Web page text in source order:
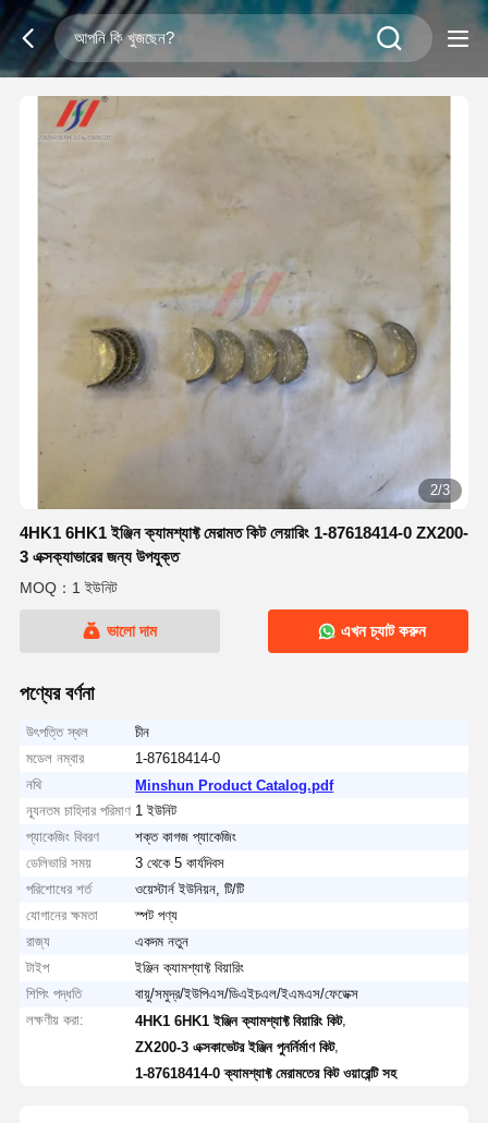
2/3
4HK1 6HK1 ইঞ্জিন ক্যামশ্যাফ্ট মেরামত কিট লেয়ারিং 1-87618414-0 ZX200-
3 এক্সক্যাভারের জন্য উপযুক্ত
MOQ：1 ইউনিট
ভালো দাম এখন চ্যাট করুন
পণ্যের বর্ণনা
উৎপত্তি স্থল
চীন
মডেল নম্বার
1-87618414-0
নথি
Minshun Product Catalog.pdf
ন্যূনতম চাহিদার পরিমাণ 1 ইউনিট
প্যাকেজিং বিবরণ
শক্ত কাগজ প্যাকেজিং
ডেলিভারি সময়
3 থেকে 5 কার্যদিবস
পরিশোধের শর্ত
ওয়েস্টার্ন ইউনিয়ন, টি/টি
যোগানের ক্ষমতা
স্পট পণ্য
রাজ্য
একদম নতুন
টাইপ
ইঞ্জিন ক্যামশ্যাফ্ট বিয়ারিং
শিপিং পদ্ধতি
বায়ু/সমুদ্র/ইউপিএস/ডিএইচএল/ইএমএস/ফেডেক্স
লক্ষণীয় করা:
4HK1 6HK1 ইঞ্জিন ক্যামশ্যাফ্ট বিয়ারিং কিট,
ZX200-3 এক্সকাভেটর ইঞ্জিন পুনর্নির্মাণ কিট,
1-87618414-0 ক্যামশ্যাফ্ট মেরামতের কিট ওয়ারেন্টি সহ